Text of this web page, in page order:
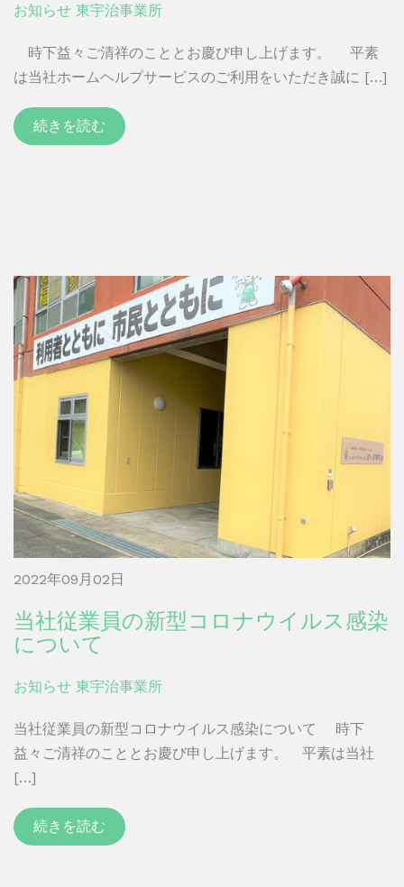
お知らせ 東宇治事業所
時下益々ご清祥のこととお慶び申し上げます。 平素
は当社ホームヘルプサービスのご利用をいただき誠に […]
続きを読む
2022年09月02日
当社従業員の新型コロナウイルス感染
について
お知らせ 東宇治事業所
当社従業員の新型コロナウイルス感染について 時下
益々ご清祥のこととお慶び申し上げます。 平素は当社
[…]
続きを読む